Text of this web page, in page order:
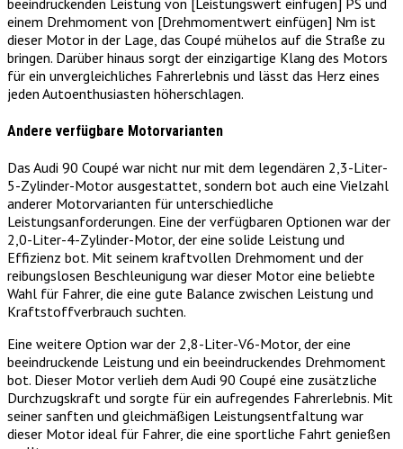
beeindruckenden Leistung von [Leistungswert einfügen] PS und
einem Drehmoment von [Drehmomentwert einfügen] Nm ist
dieser Motor in der Lage, das Coupé mühelos auf die Straße zu
bringen. Darüber hinaus sorgt der einzigartige Klang des Motors
für ein unvergleichliches Fahrerlebnis und lässt das Herz eines
jeden Autoenthusiasten höherschlagen.
Andere verfügbare Motorvarianten
Das Audi 90 Coupé war nicht nur mit dem legendären 2,3-Liter-
5-Zylinder-Motor ausgestattet, sondern bot auch eine Vielzahl
anderer Motorvarianten für unterschiedliche
Leistungsanforderungen. Eine der verfügbaren Optionen war der
2,0-Liter-4-Zylinder-Motor, der eine solide Leistung und
Effizienz bot. Mit seinem kraftvollen Drehmoment und der
reibungslosen Beschleunigung war dieser Motor eine beliebte
Wahl für Fahrer, die eine gute Balance zwischen Leistung und
Kraftstoffverbrauch suchten.
Eine weitere Option war der 2,8-Liter-V6-Motor, der eine
beeindruckende Leistung und ein beeindruckendes Drehmoment
bot. Dieser Motor verlieh dem Audi 90 Coupé eine zusätzliche
Durchzugskraft und sorgte für ein aufregendes Fahrerlebnis. Mit
seiner sanften und gleichmäßigen Leistungsentfaltung war
dieser Motor ideal für Fahrer, die eine sportliche Fahrt genießen